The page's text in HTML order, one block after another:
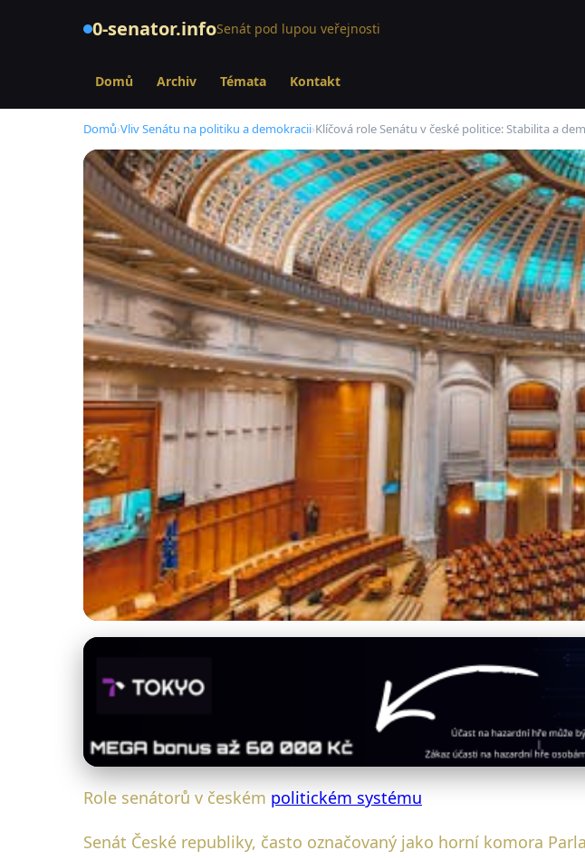
0-senator.infoSenát pod lupou veřejnosti
Domů Archiv Témata Kontakt
Domů›Vliv Senátu na politiku a demokracii›Klíčová role Senátu v české politice: Stabilita a
Klíčová role Senátu v české
3. 1. 2026 · 4 min čtení · Autor: Lenka Novotná
Role senátorů v českém politickém systému
Senát České republiky, často označovaný jako horní komora